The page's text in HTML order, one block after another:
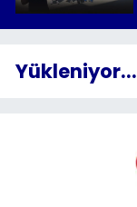
Yükleniyor...